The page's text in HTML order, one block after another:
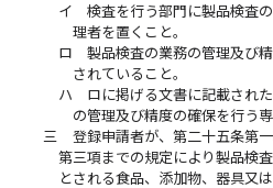
イ
検査を行う部門に製品検査
理者を置くこと。
ロ
製品検査の業務の管理及び
されていること。
ハ
ロに掲げる文書に記載され
の管理及び精度の確保を行う
三
登録申請者が、第二十五条第
第三項までの規定により製品検
とされる食品、添加物、器具又